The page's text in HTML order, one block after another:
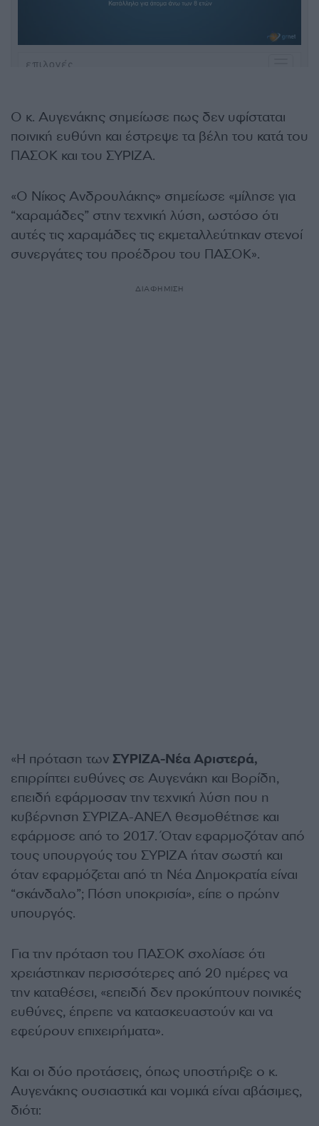
Ο κ. Αυγενάκης σημείωσε πως δεν υφίσταται
ποινική ευθύνη και έστρεψε τα βέλη του κατά του
ΠΑΣΟΚ και του ΣΥΡΙΖΑ.
«Ο Νίκος Ανδρουλάκης» σημείωσε «μίλησε για
“χαραμάδες” στην τεχνική λύση, ωστόσο ότι
αυτές τις χαραμάδες τις εκμεταλλεύτηκαν στενοί
συνεργάτες του προέδρου του ΠΑΣΟΚ».
ΔΙΑΦΗΜΙΣΗ
«Η πρόταση των ΣΥΡΙΖΑ-Νέα Αριστερά,
επιρρίπτει ευθύνες σε Αυγενάκη και Βορίδη,
επειδή εφάρμοσαν την τεχνική λύση που η
κυβέρνηση ΣΥΡΙΖΑ-ΑΝΕΛ θεσμοθέτησε και
εφάρμοσε από το 2017. Όταν εφαρμοζόταν από
τους υπουργούς του ΣΥΡΙΖΑ ήταν σωστή και
όταν εφαρμόζεται από τη Νέα Δημοκρατία είναι
“σκάνδαλο”; Πόση υποκρισία», είπε ο πρώην
υπουργός.
Για την πρόταση του ΠΑΣΟΚ σχολίασε ότι
χρειάστηκαν περισσότερες από 20 ημέρες να
την καταθέσει, «επειδή δεν προκύπτουν ποινικές
ευθύνες, έπρεπε να κατασκευαστούν και να
εφεύρουν επιχειρήματα».
Και οι δύο προτάσεις, όπως υποστήριξε ο κ.
Αυγενάκης ουσιαστικά και νομικά είναι αβάσιμες,
διότι: